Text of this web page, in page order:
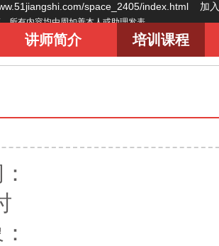
space_2405/index.html 加
所有内容均由周如善本人或助理发表
讲师简介 培训课程